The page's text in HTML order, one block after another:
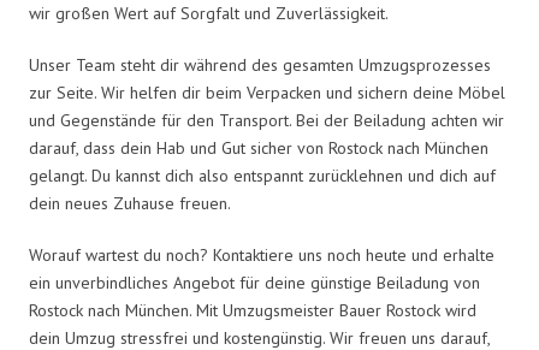
wir großen Wert auf Sorgfalt und Zuverlässigkeit.
Unser Team steht dir während des gesamten Umzugsprozesses
zur Seite. Wir helfen dir beim Verpacken und sichern deine Möbel
und Gegenstände für den Transport. Bei der Beiladung achten wir
darauf, dass dein Hab und Gut sicher von Rostock nach München
gelangt. Du kannst dich also entspannt zurücklehnen und dich auf
dein neues Zuhause freuen.
Worauf wartest du noch? Kontaktiere uns noch heute und erhalte
ein unverbindliches Angebot für deine günstige Beiladung von
Rostock nach München. Mit Umzugsmeister Bauer Rostock wird
dein Umzug stressfrei und kostengünstig. Wir freuen uns darauf,